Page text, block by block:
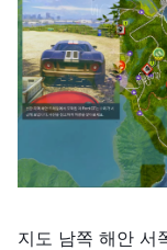
지도 남쪽 해안 서